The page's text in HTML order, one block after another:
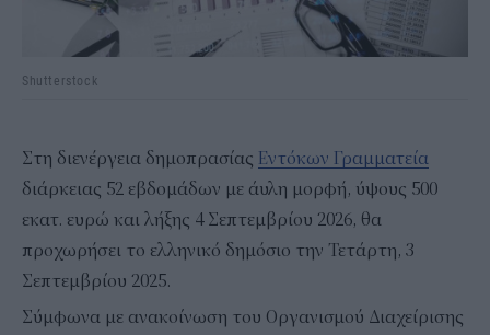
Shutterstock
Στη διενέργεια δημοπρασίας Εντόκων Γραμματεία
διάρκειας 52 εβδομάδων με άυλη μορφή, ύψους 500
εκατ. ευρώ και λήξης 4 Σεπτεμβρίου 2026, θα
προχωρήσει το ελληνικό δημόσιο την Τετάρτη, 3
Σεπτεμβρίου 2025.
Σύμφωνα με ανακοίνωση του Οργανισμού Διαχείρισης